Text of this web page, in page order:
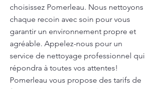
choisissez Pomerleau. Nous nettoyons
chaque recoin avec soin pour vous
garantir un environnement propre et
agréable. Appelez-nous pour un
service de nettoyage professionnel qui
répondra à toutes vos attentes!
Pomerleau vous propose des tarifs de